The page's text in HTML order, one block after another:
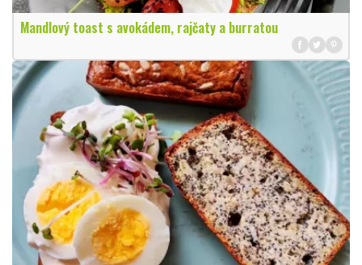
Mandlový toast s avokádem, rajčaty a burratou